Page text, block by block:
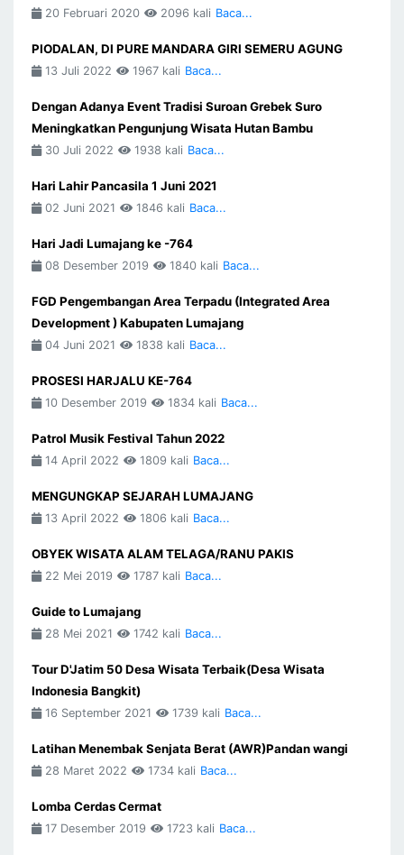
20 Februari 2020 2096 kali Baca...
PIODALAN, DI PURE MANDARA GIRI SEMERU AGUNG
13 Juli 2022 1967 kali Baca...
Dengan Adanya Event Tradisi Suroan Grebek Suro
Meningkatkan Pengunjung Wisata Hutan Bambu
30 Juli 2022 1938 kali Baca...
Hari Lahir Pancasila 1 Juni 2021
02 Juni 2021 1846 kali Baca...
Hari Jadi Lumajang ke -764
08 Desember 2019 1840 kali Baca...
FGD Pengembangan Area Terpadu (Integrated Area
Development ) Kabupaten Lumajang
04 Juni 2021 1838 kali Baca...
PROSESI HARJALU KE-764
10 Desember 2019 1834 kali Baca...
Patrol Musik Festival Tahun 2022
14 April 2022 1809 kali Baca...
MENGUNGKAP SEJARAH LUMAJANG
13 April 2022 1806 kali Baca...
OBYEK WISATA ALAM TELAGA/RANU PAKIS
22 Mei 2019 1787 kali Baca...
Guide to Lumajang
28 Mei 2021 1742 kali Baca...
Tour D'Jatim 50 Desa Wisata Terbaik(Desa Wisata
Indonesia Bangkit)
16 September 2021 1739 kali Baca...
Latihan Menembak Senjata Berat (AWR)Pandan wangi
28 Maret 2022 1734 kali Baca...
Lomba Cerdas Cermat
17 Desember 2019 1723 kali Baca...